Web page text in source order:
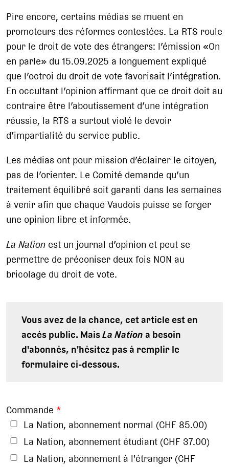
Pire encore, certains médias se muent en
promoteurs des réformes contestées. La RTS roule
pour le droit de vote des étrangers: l’émission «On
en parle» du 15.09.2025 a longuement expliqué
que l’octroi du droit de vote favorisait l’intégration.
En occultant l’opinion affirmant que ce droit doit au
contraire être l’aboutissement d’une intégration
réussie, la RTS a surtout violé le devoir
d’impartialité du service public.
Les médias ont pour mission d’éclairer le citoyen,
pas de l’orienter. Le Comité demande qu’un
traitement équilibré soit garanti dans les semaines
à venir afin que chaque Vaudois puisse se forger
une opinion libre et informée.
La Nation est un journal d’opinion et peut se
permettre de préconiser deux fois NON au
bricolage du droit de vote.
Vous avez de la chance, cet article est en
accès public. MaisLa Nationa besoin
d'abonnés, n'hésitez pas à remplir le
formulaire ci-dessous.
Commande *
La Nation, abonnement normal (CHF 85.00)
La Nation, abonnement étudiant (CHF 37.00)
La Nation, abonnement à l'étranger (CHF